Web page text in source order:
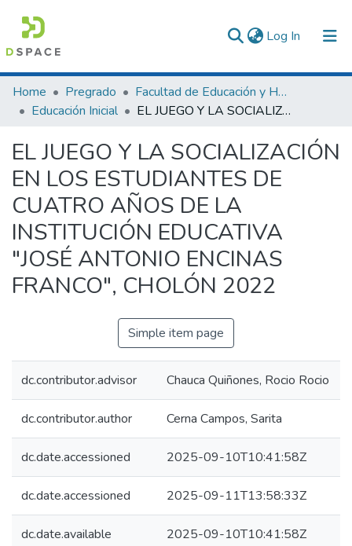
Log In (current)
Communities & Collections
All of DSpace
Statistics
Home Pregrado
Facultad de Educación y Humanidades
Educación Inicial
EL JUEGO Y LA SOCIALIZACIÓN EN LOS ESTUDIANTES DE CUATRO AÑOS DE LA INSTITUCIÓN EDUCATIVA "JOSÉ ANTONIO ENCINAS FRANCO", CHOLÓN 2022
EL JUEGO Y LA SOCIALIZACIÓN
EN LOS ESTUDIANTES DE
CUATRO AÑOS DE LA
INSTITUCIÓN EDUCATIVA
"JOSÉ ANTONIO ENCINAS
FRANCO", CHOLÓN 2022
Simple item page
dc.contributor.advisor Chauca Quiñones, Rocio Rocio
dc.contributor.author Cerna Campos, Sarita
dc.date.accessioned 2025-09-10T10:41:58Z
dc.date.accessioned 2025-09-11T13:58:33Z
dc.date.available 2025-09-10T10:41:58Z